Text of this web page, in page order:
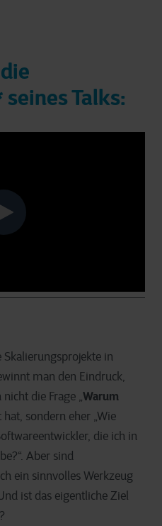
Talks:
Skalierungsprojekte in
man den Eindruck,
die Frage „Warum
hat, sondern eher „Wie
die ich in
Aber sind
ein sinnvolles Werkzeug
ist das eigentliche Ziel